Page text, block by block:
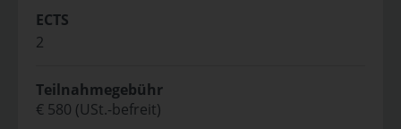
ECTS
2
Teilnahmegebühr
€ 580 (USt.-befreit)